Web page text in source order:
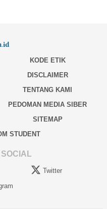
KODE ETIK
DISCLAIMER
TENTANG KAMI
PEDOMAN MEDIA SIBER
SITEMAP
STUDENT
Twitter